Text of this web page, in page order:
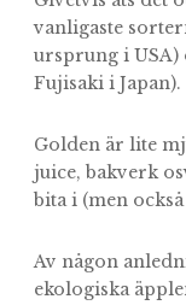
vanligaste
ursprung i
Fujisaki i Japan).
Golden är lite
juice, bakverk
bita i (men
Av någon
ekologiska